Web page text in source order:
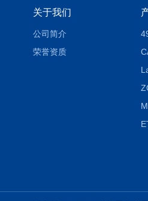
关于我们
公司简介
荣誉资质